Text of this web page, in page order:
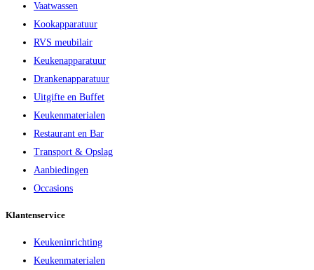
Vaatwassen
Kookapparatuur
RVS meubilair
Keukenapparatuur
Drankenapparatuur
Uitgifte en Buffet
Keukenmaterialen
Restaurant en Bar
Transport & Opslag
Aanbiedingen
Occasions
Klantenservice
Keukeninrichting
Keukenmaterialen